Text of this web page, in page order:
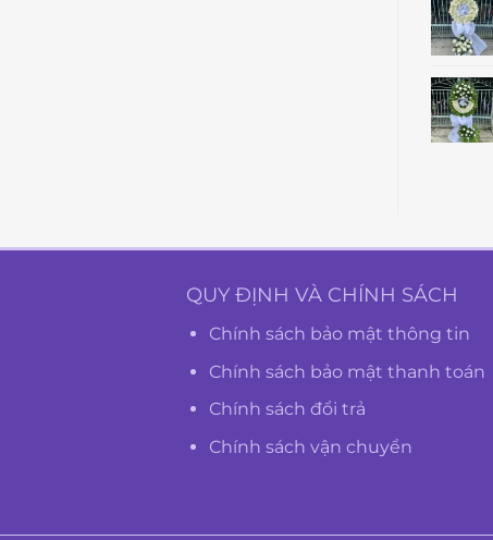
QUY ĐỊNH VÀ CHÍNH SÁCH
Chính sách bảo mật thông tin
Chính sách bảo mật thanh toán
Chính sách đổi trả
Chính sách vận chuyển